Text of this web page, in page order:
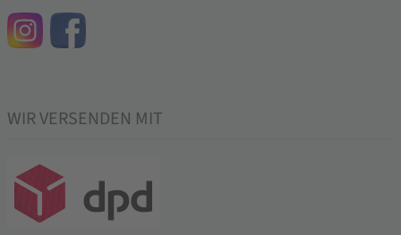
WIR VERSENDEN MIT